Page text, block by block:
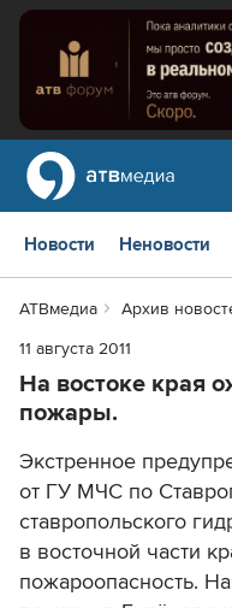
Новости Неновости
АТВмедиа
Архив
11 августа 2011
На востоке края
пожары.
Экстренное
от ГУ МЧС по
ставропольского
в восточной части
пожароопасность.